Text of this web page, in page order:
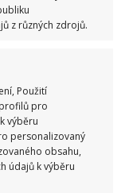
z různých zdrojů.
Použití
pro
výběru
personalizovaný
obsahu,
údajů k výběru
prověří, kdo zná